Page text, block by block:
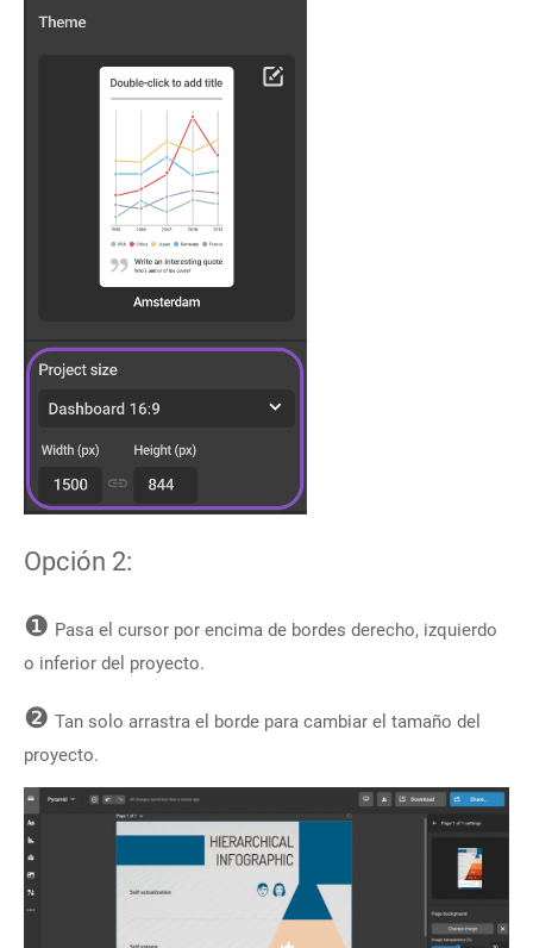
Opción 2:
❶ Pasa el cursor por encima de bordes derecho, izquierdo
o inferior del proyecto.
❷ Tan solo arrastra el borde para cambiar el tamaño del
proyecto.